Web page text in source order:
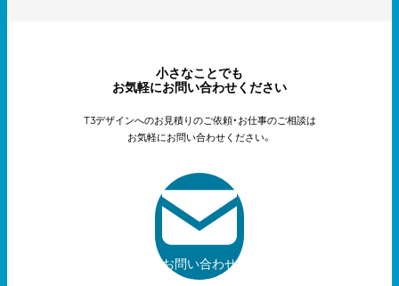
小さなことでも
お気軽にお問い合わせください
T3デザインへのお見積りのご依頼・お仕事のご相談は
お気軽にお問い合わせください。
お問い合わせ